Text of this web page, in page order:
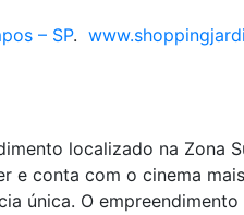
– SP.
localizado na Zona
conta com o cinema
única. O